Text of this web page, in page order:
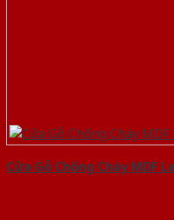
Cửa Gỗ Chống Cháy MDF